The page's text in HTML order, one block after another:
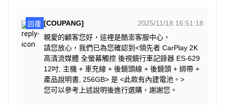
回覆 [COUPANG]
2025/11/18 16:51:18
親愛的顧客您好，這裡是酷澎客服中心，
請您放心，我們已為您確認到<領先者 CarPlay 2K
高清流媒體 全螢幕觸控 後視鏡行車記錄器 ES-629
12吋, 主機 + 車充線 + 後鏡頭線 + 後鏡頭 + 綁帶 +
產品說明書, 256GB> 是 <此款有內建電池。>
您可以參考上述說明後進行選購，謝謝您。